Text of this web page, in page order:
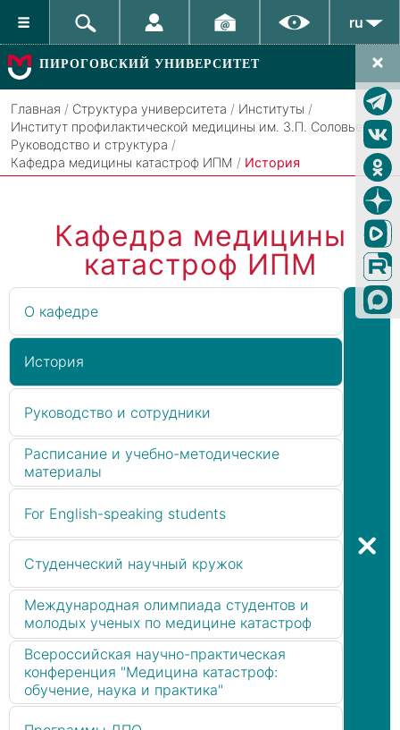
ru
ПИРОГОВСКИЙ УНИВЕРСИТЕТ
Главная / Структура университета / Институты /
Институт профилактической медицины им. З.П. Соловьева /
Руководство и структура /
Кафедра медицины катастроф ИПМ / История
Кафедра медицины
катастроф ИПМ
О кафедре
История
Руководство и сотрудники
Расписание и учебно-методические
материалы
For English-speaking students
Студенческий научный кружок
Международная олимпиада студентов и
молодых ученых по медицине катастроф
Всероссийская научно-практическая
конференция "Медицина катастроф:
обучение, наука и практика"